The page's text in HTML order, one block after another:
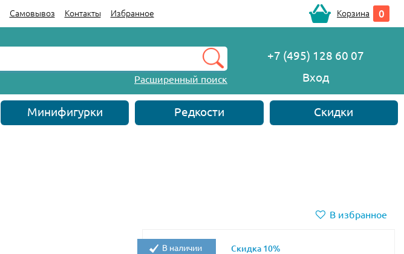
Самовывоз Контакты Избранное Корзина 0
Расширенный поиск
+7 (495) 128 60 07
Вход
Минифигурки Редкости Скидки
В избранное
В наличии Скидка 10%